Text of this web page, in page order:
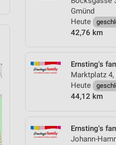
Gmünd
Heute
42,76 km
Ernsting's
Marktplatz
Heute
44,12 km
Ernsting's
Johann-